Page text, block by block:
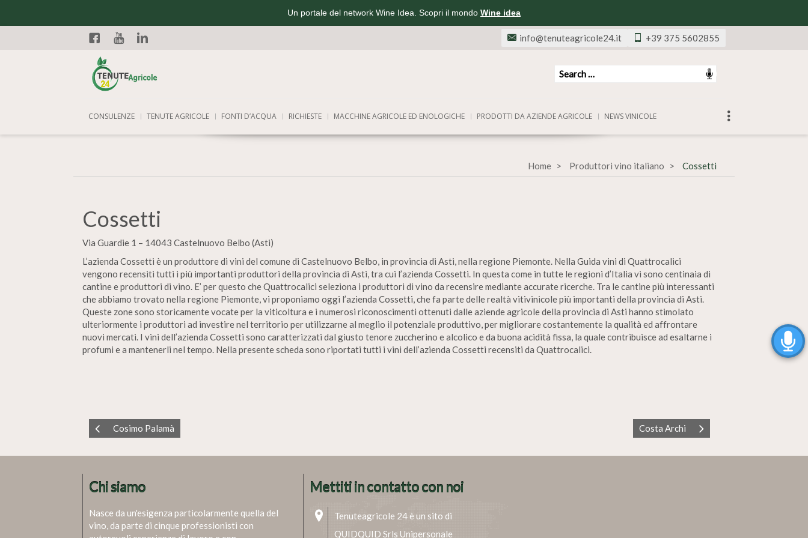
Un portale del network Wine Idea. Scopri il mondo Wine idea
Facebook
+39 375 5602855
info@tenuteagricole24.it
CONSULENZE TENUTE AGRICOLE FONTI D’ACQUA RICHIESTE MACCHINE AGRICOLE ED ENOLOGICHE PRODOTTI DA AZIENDE AGRICOLE NEWS VINICOLE
Home Produttori vino italiano Cossetti
Cossetti
Via Guardie 1 – 14043 Castelnuovo Belbo (Asti)
L’azienda Cossetti è un produttore di vini del comune di Castelnuovo Belbo, in provincia di Asti, nella regione Piemonte. Nella Guida vini di Quattrocalici
vengono recensiti tutti i più importanti produttori della provincia di Asti, tra cui l’azienda Cossetti. In questa come in tutte le regioni d’Italia vi sono centinaia di
cantine e produttori di vino. E’ per questo che Quattrocalici seleziona i produttori di vino da recensire mediante accurate ricerche. Tra le cantine più interessanti
che abbiamo trovato nella regione Piemonte, vi proponiamo oggi l’azienda Cossetti, che fa parte delle realtà vitivinicole più importanti della provincia di Asti.
Queste zone sono storicamente vocate per la viticoltura e i numerosi riconoscimenti ottenuti dalle aziende agricole della provincia di Asti hanno stimolato
ulteriormente i produttori ad investire nel territorio per utilizzarne al meglio il potenziale produttivo, per migliorare costantemente la qualità ed affrontare
nuovi mercati. I vini dell’azienda Cossetti sono caratterizzati dal giusto tenore zuccherino e alcolico e da buona acidità fissa, la quale contribuisce ad esaltarne i
profumi e a mantenerli nel tempo. Nella presente scheda sono riportati tutti i vini dell’azienda Cossetti recensiti da Quattrocalici.
Cosimo Palamà Costa Archi
Chi siamo
Nasce da un'esigenza particolarmente quella del
vino, da parte di cinque professionisti con
Mettiti in contatto con noi
Tenuteagricole 24 è un sito di
QUIDQUID Srls Unipersonale